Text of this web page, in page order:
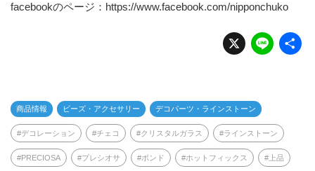
facebookのページ： https://www.facebook.com/nipponchuko
X Li
n
商品情報 ビーズ・アクセサリー デコパーツ・ラインストーン
デコレーション チェコ クリスタルガラス ラインストーン
PRECIOSA プレシオサ ボンド ホットフィックス 上品